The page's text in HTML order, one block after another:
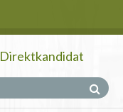
Direktkandidat